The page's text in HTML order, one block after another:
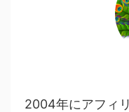
2004年にアフィ